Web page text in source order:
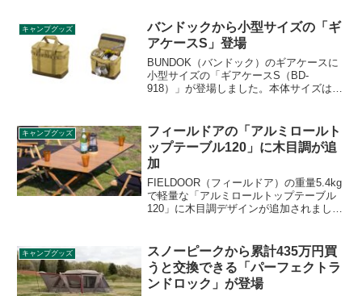
万円と格安です。詳細をレビューしま
す。
キャンプグッズ
バンドックから小型サイズの「ギ
アケースS」登場
BUNDOK（バンドック）のギアケースに
小型サイズの「ギアケースS（BD-
918）」が登場しました。本体サイズは
枚が付属しているので収納する物に合わ
せて内部スペースを調節できます。詳細
をレビューします。
キャンプグッズ
フィールドアの「アルミロールト
ップテーブル120」に木目調が追
加
FIELDOOR（フィールドア）の重量5.4kg
で軽量な「アルミロールトップテーブル
120」に木目調デザインが追加されまし
ルミ製にすることでサビに強く軽量さを
実現しています。詳細をレビューしま
す。
キャンプグッズ
スノーピークから累計435万円買
うと交換できる「パーフェクトラ
ンドロック」が登場